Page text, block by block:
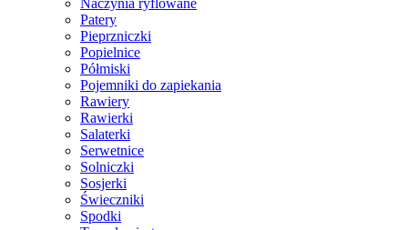
Naczynia ryflowane
Patery
Pieprzniczki
Popielnice
Półmiski
Pojemniki do zapiekania
Rawiery
Rawierki
Salaterki
Serwetnice
Solniczki
Sosjerki
Świeczniki
Spodki